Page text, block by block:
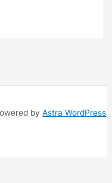
byAstra WordPress